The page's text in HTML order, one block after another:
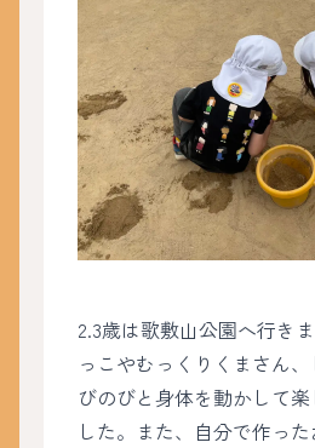
2.3歳は歌敷山公園へ行き
っこやむっくりくまさん
びのびと身体を動かして
した。また、自分で作っ